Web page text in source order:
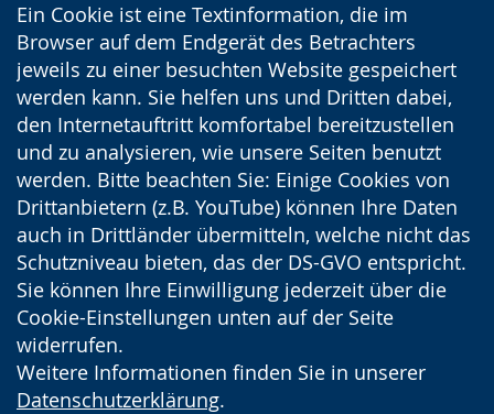
Ein Cookie ist eine Textinformation, die im
Browser auf dem Endgerät des Betrachters
jeweils zu einer besuchten Website gespeichert
werden kann. Sie helfen uns und Dritten dabei,
den Internetauftritt komfortabel bereitzustellen
und zu analysieren, wie unsere Seiten benutzt
werden. Bitte beachten Sie: Einige Cookies von
Drittanbietern (z.B. YouTube) können Ihre Daten
auch in Drittländer übermitteln, welche nicht das
Schutzniveau bieten, das der DS-GVO entspricht.
Sie können Ihre Einwilligung jederzeit über die
Cookie-Einstellungen unten auf der Seite
widerrufen.
Weitere Informationen finden Sie in unserer
Datenschutzerklärung.